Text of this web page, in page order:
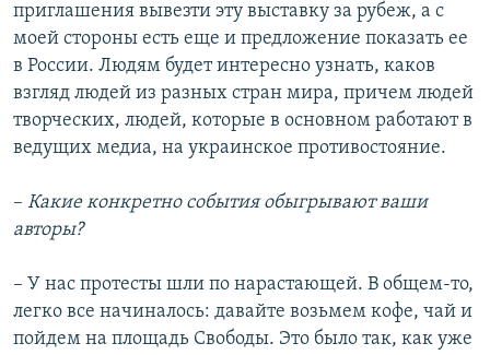
приглашения вывезти эту выставку за рубеж, а с
моей стороны есть еще и предложение показать ее
в России. Людям будет интересно узнать, каков
взгляд людей из разных стран мира, причем людей
творческих, людей, которые в основном работают в
ведущих медиа, на украинское противостояние.
– Какие конкретно события обыгрывают ваши
авторы?
– У нас протесты шли по нарастающей. В общем-то,
легко все начиналось: давайте возьмем кофе, чай и
пойдем на площадь Свободы. Это было так, как уже